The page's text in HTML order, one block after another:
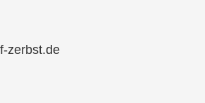
zerbst.de